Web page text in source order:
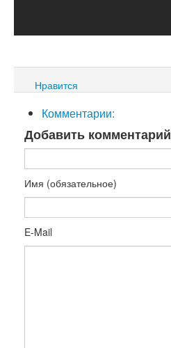
Нравится
Комментарии:
Добавить комментарий
Имя (обязательное)
E-Mail